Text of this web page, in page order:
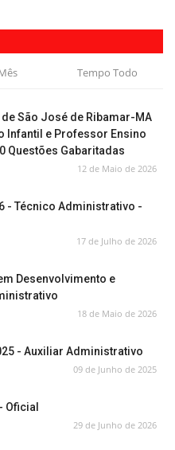
Tempo Todo
São José de Ribamar-MA
Infantil e Professor Ensino
Questões Gabaritadas
12 de Maio de 2026
- Técnico Administrativo -
17 de Julho de 2026
Desenvolvimento e
18 de Maio de 2026
- Auxiliar Administrativo
09 de Junho de 2025
Oficial
29 de Junho de 2026